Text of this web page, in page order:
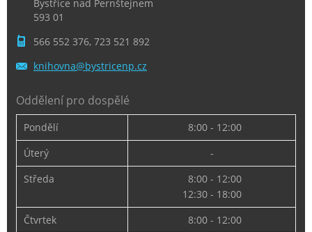
Bystřice nad Pernštejnem
593 01
566 552 376, 723 521 892
knihovna@bystricenp.cz
Oddělení pro dospělé
Pondělí
8:00 - 12:00
Úterý
-
Středa
8:00 - 12:00
12:30 - 18:00
Čtvrtek
8:00 - 12:00